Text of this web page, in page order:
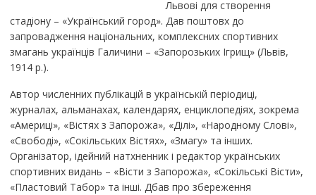
Львові для створення
стадіону – «Український город». Дав поштовх до
запровадження національних, комплексних спортивних
змагань українців Галичини – «Запорозьких Ігрищ» (Львів,
1914 р.).
Автор численних публікацій в українській періодиці,
журналах, альманахах, календарях, енциклопедіях, зокрема
«Америці», «Вістях з Запорожа», «Ділі», «Народному Слові»,
«Свободі», «Сокільських Вістях», «Змагу» та інших.
Організатор, ідейний натхненник і редактор українських
спортивних видань – «Вісти з Запорожа», «Сокільські Вісти»,
«Пластовий Табор» та інші. Дбав про збереження